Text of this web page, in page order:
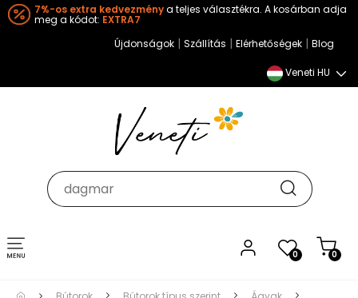
7%-os extra kedvezménya teljes választékra. A kosárban adja
meg a kódot: EXTRA7
Újdonságok | Szállítás | Elérhetőségek | Blog
Veneti HU
0 0
Toggle
navigation